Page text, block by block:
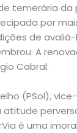
temerária da
por
de
A
Cabral.
(PSol),
é uma